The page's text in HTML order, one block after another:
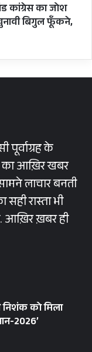
कांग्रेस का जोश
बिगुल फूँकने,
पूर्वाग्रह के
आख़िर खबर
लाचार बनती
रास्ता भी
आख़िर ख़बर ही
निशंक को मिला
2026’